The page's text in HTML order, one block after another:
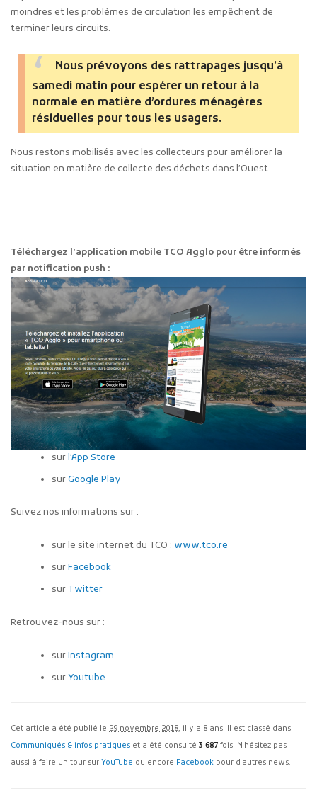
moindres et les problèmes de circulation les empêchent de
terminer leurs circuits.
Nous prévoyons des rattrapages jusqu’à
samedi matin pour espérer un retour à la
normale en matière d’ordures ménagères
résiduelles pour tous les usagers.
Nous restons mobilisés avec les collecteurs pour améliorer la
situation en matière de collecte des déchets dans l’Ouest.
Téléchargez l’application mobile TCO Agglo pour être informés
par notification push :
surl’App Store
surGoogle Play
Suivez nos informations sur :
sur le site internet du TCO : www.tco.re
surFacebook
sur Twitter
Retrouvez-nous sur :
surInstagram
surYoutube
Cet article a été publié le 29 novembre 2018, il y a 8 ans. Il est classé dans :
Communiqués & infos pratiques et a été consulté 3 687 fois. N'hésitez pas
aussi à faire un tour sur YouTube ou encore Facebook pour d'autres news.